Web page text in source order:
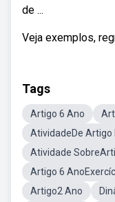
de ...
Veja exemplos,
Tags
Artigo 6 Ano
AtividadeDe Artigo
Atividade
Artigo 6
Artigo2 Ano